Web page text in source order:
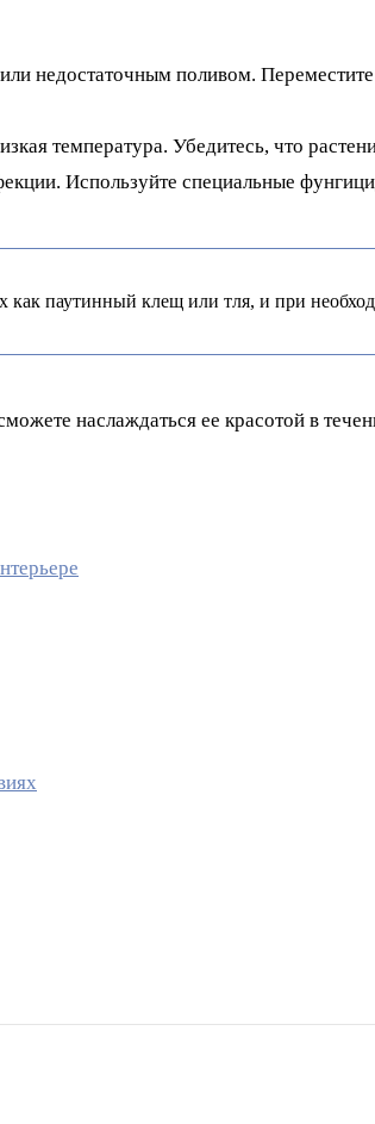
недостаточным поливом.
температура. Убедитесь, что
Используйте специальные
как паутинный клещ или тля, и при
наслаждаться ее красотой в